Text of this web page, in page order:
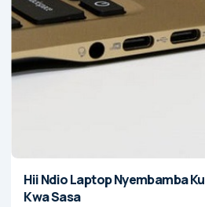
Hii Ndio Laptop Nyembamba
Kwa Sasa